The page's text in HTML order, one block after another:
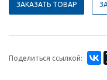
ЗАКАЗАТЬ ТОВАР
Поделиться ссылкой: